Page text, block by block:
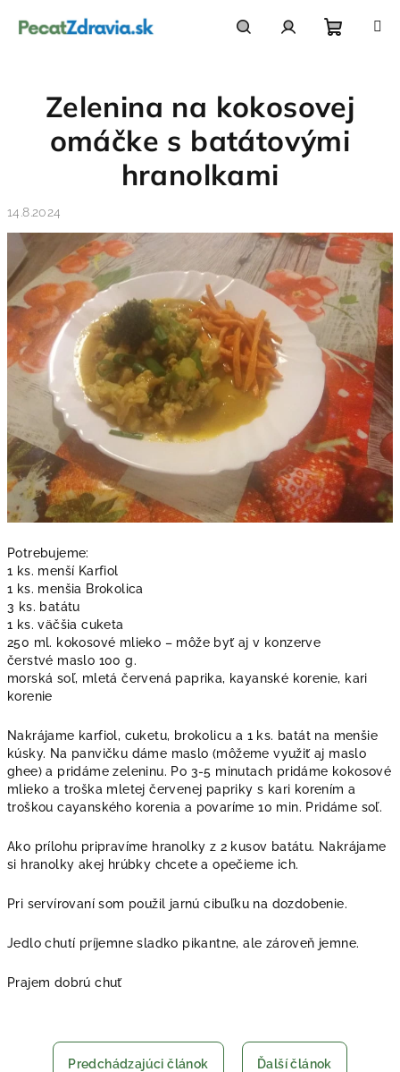
košík
Zelenina na kokosovej
omáčke s batátovými
hranolkami
14.8.2024
Potrebujeme:
1 ks. menší Karfiol
1 ks. menšia Brokolica
3 ks. batátu
1 ks. väčšia cuketa
250 ml. kokosové mlieko – môže byť aj v konzerve
čerstvé maslo 100 g.
morská soľ, mletá červená paprika, kayanské korenie, kari
korenie
Nakrájame karfiol, cuketu, brokolicu a 1 ks. batát na menšie
kúsky. Na panvičku dáme maslo (môžeme využiť aj maslo
ghee) a pridáme zeleninu. Po 3-5 minutach pridáme kokosové
mlieko a troška mletej červenej papriky s kari korením a
troškou cayanského korenia a povaríme 10 min. Pridáme soľ.
Ako prílohu pripravíme hranolky z 2 kusov batátu. Nakrájame
si hranolky akej hrúbky chcete a opečieme ich.
Pri servírovaní som použil jarnú cibuľku na dozdobenie.
Jedlo chutí príjemne sladko pikantne, ale zároveň jemne.
Prajem dobrú chuť
Predchádzajúci článok Ďalší článok